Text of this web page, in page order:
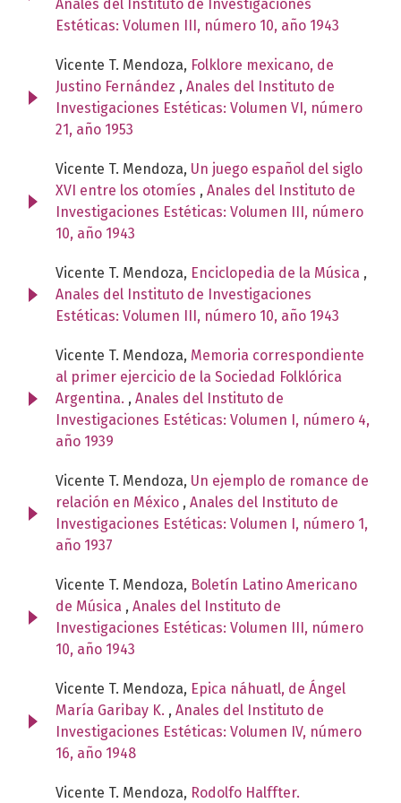
Anales del Instituto de Investigaciones
Estéticas: Volumen III, número 10, año 1943
Vicente T. Mendoza, Folklore mexicano, de
Justino Fernández , Anales del Instituto de
Investigaciones Estéticas: Volumen VI, número
21, año 1953
Vicente T. Mendoza, Un juego español del siglo
XVI entre los otomíes , Anales del Instituto de
Investigaciones Estéticas: Volumen III, número
10, año 1943
Vicente T. Mendoza, Enciclopedia de la Música ,
Anales del Instituto de Investigaciones
Estéticas: Volumen III, número 10, año 1943
Vicente T. Mendoza, Memoria correspondiente
al primer ejercicio de la Sociedad Folklórica
Argentina. , Anales del Instituto de
Investigaciones Estéticas: Volumen I, número 4,
año 1939
Vicente T. Mendoza, Un ejemplo de romance de
relación en México , Anales del Instituto de
Investigaciones Estéticas: Volumen I, número 1,
año 1937
Vicente T. Mendoza, Boletín Latino Americano
de Música , Anales del Instituto de
Investigaciones Estéticas: Volumen III, número
10, año 1943
Vicente T. Mendoza, Epica náhuatl, de Ángel
María Garibay K. , Anales del Instituto de
Investigaciones Estéticas: Volumen IV, número
16, año 1948
Vicente T. Mendoza, Rodolfo Halffter.